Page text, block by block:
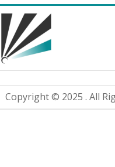
Copyright © 2025 . All